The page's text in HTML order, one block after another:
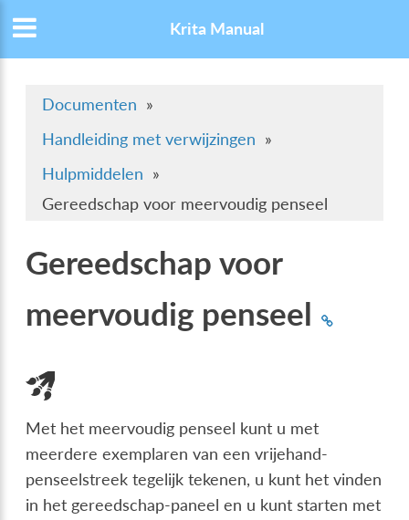
Krita Manual
Documenten »
Handleiding met verwijzingen »
Hulpmiddelen »
Gereedschap voor meervoudig penseel
Gereedschap voor
meervoudig penseel
Met het meervoudig penseel kunt u met
meerdere exemplaren van een vrijehand-
penseelstreek tegelijk tekenen, u kunt het vinden
in het gereedschap-paneel en u kunt starten met